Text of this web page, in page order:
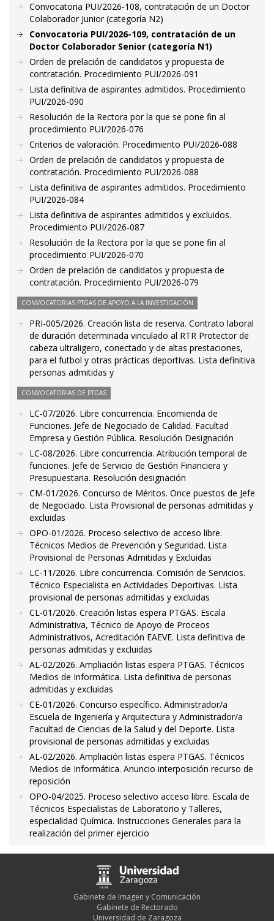
Convocatoria PUI/2026-108, contratación de un Doctor
Colaborador Junior (categoría N2)
Convocatoria PUI/2026-109, contratación de un
Doctor Colaborador Senior (categoría N1)
Orden de prelación de candidatos y propuesta de
contratación. Procedimiento PUI/2026-091
Lista definitiva de aspirantes admitidos. Procedimiento
PUI/2026-090
Resolución de la Rectora por la que se pone fin al
procedimiento PUI/2026-076
Criterios de valoración. Procedimiento PUI/2026-088
Orden de prelación de candidatos y propuesta de
contratación. Procedimiento PUI/2026-088
Lista definitiva de aspirantes admitidos. Procedimiento
PUI/2026-084
Lista definitiva de aspirantes admitidos y excluidos.
Procedimiento PUI/2026-087
Resolución de la Rectora por la que se pone fin al
procedimiento PUI/2026-070
Orden de prelación de candidatos y propuesta de
contratación. Procedimiento PUI/2026-079
CONVOCATORIAS PTGAS DE APOYO A LA INVESTIGACIÓN
PRI-005/2026. Creación lista de reserva. Contrato laboral
de duración determinada vinculado al RTR Protector de
cabeza ultraligero, conectado y de altas prestaciones,
para el futbol y otras prácticas deportivas. Lista definitiva
personas admitidas y
CONVOCATORIAS DE PTGAS
LC-07/2026. Libre concurrencia. Encomienda de
Funciones. Jefe de Negociado de Calidad. Facultad
Empresa y Gestión Pública. Resolución Designación
LC-08/2026. Libre concurrencia. Atribución temporal de
funciones. Jefe de Servicio de Gestión Financiera y
Presupuestaria. Resolución designación
CM-01/2026. Concurso de Méritos. Once puestos de Jefe
de Negociado. Lista Provisional de personas admitidas y
excluidas
OPO-01/2026. Proceso selectivo de acceso libre.
Técnicos Medios de Prevención y Seguridad. Lista
Provisional de Personas Admitidas y Excluidas
LC-11/2026. Libre concurrencia. Comisión de Servicios.
Técnico Especialista en Actividades Deportivas. Lista
provisional de personas admitidas y excluidas
CL-01/2026. Creación listas espera PTGAS. Escala
Administrativa, Técnico de Apoyo de Proceos
Administrativos, Acreditación EAEVE. Lista definitiva de
personas admitidas y excluidas
AL-02/2026. Ampliación listas espera PTGAS. Técnicos
Medios de Informática. Lista definitiva de personas
admitidas y excluidas
CE-01/2026. Concurso específico. Administrador/a
Escuela de Ingeniería y Arquitectura y Administrador/a
Facultad de Ciencias de la Salud y del Deporte. Lista
provisional de personas admitidas y excluidas
AL-02/2026. Ampliación listas espera PTGAS. Técnicos
Medios de Informática. Anuncio interposición recurso de
reposición
OPO-04/2025. Proceso selectivo acceso libre. Escala de
Técnicos Especialistas de Laboratorio y Talleres,
especialidad Química. Instrucciones Generales para la
realización del primer ejercicio
Gabinete de Imagen y Comunicación
Gabinete de Rectorado
Universidad de Zaragoza